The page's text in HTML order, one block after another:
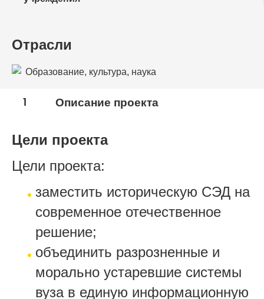
Отрасли
Образование, культура, наука
1 Описание проекта
Цели проекта
Цели проекта:
заместить историческую СЭД на
современное отечественное
решение;
объединить разрозненные и
морально устаревшие системы
вуза в единую информационную